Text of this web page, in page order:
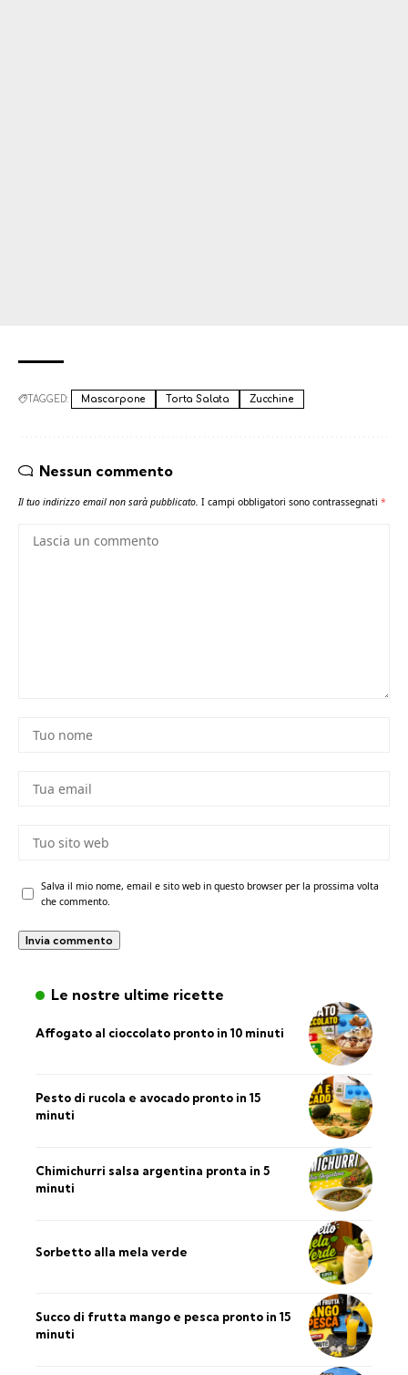
TAGGED: Mascarpone Torta Salata Zucchine
Nessun commento
Il tuo indirizzo email non sarà pubblicato. I campi obbligatori sono contrassegnati *
Salva il mio nome, email e sito web in questo browser per la prossima volta
che commento.
Le nostre ultime ricette
Affogato al cioccolato pronto in 10 minuti
Pesto di rucola e avocado pronto in 15
minuti
Chimichurri salsa argentina pronta in 5
minuti
Sorbetto alla mela verde
Succo di frutta mango e pesca pronto in 15
minuti